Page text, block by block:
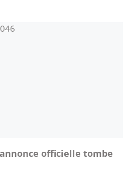
annonce officielle tombe